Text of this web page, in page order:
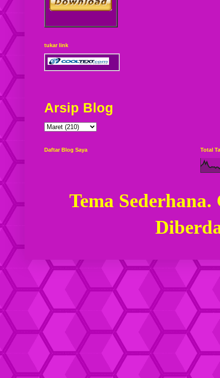
tukar link
Arsip Blog
Daftar Blog Saya Total
Tema